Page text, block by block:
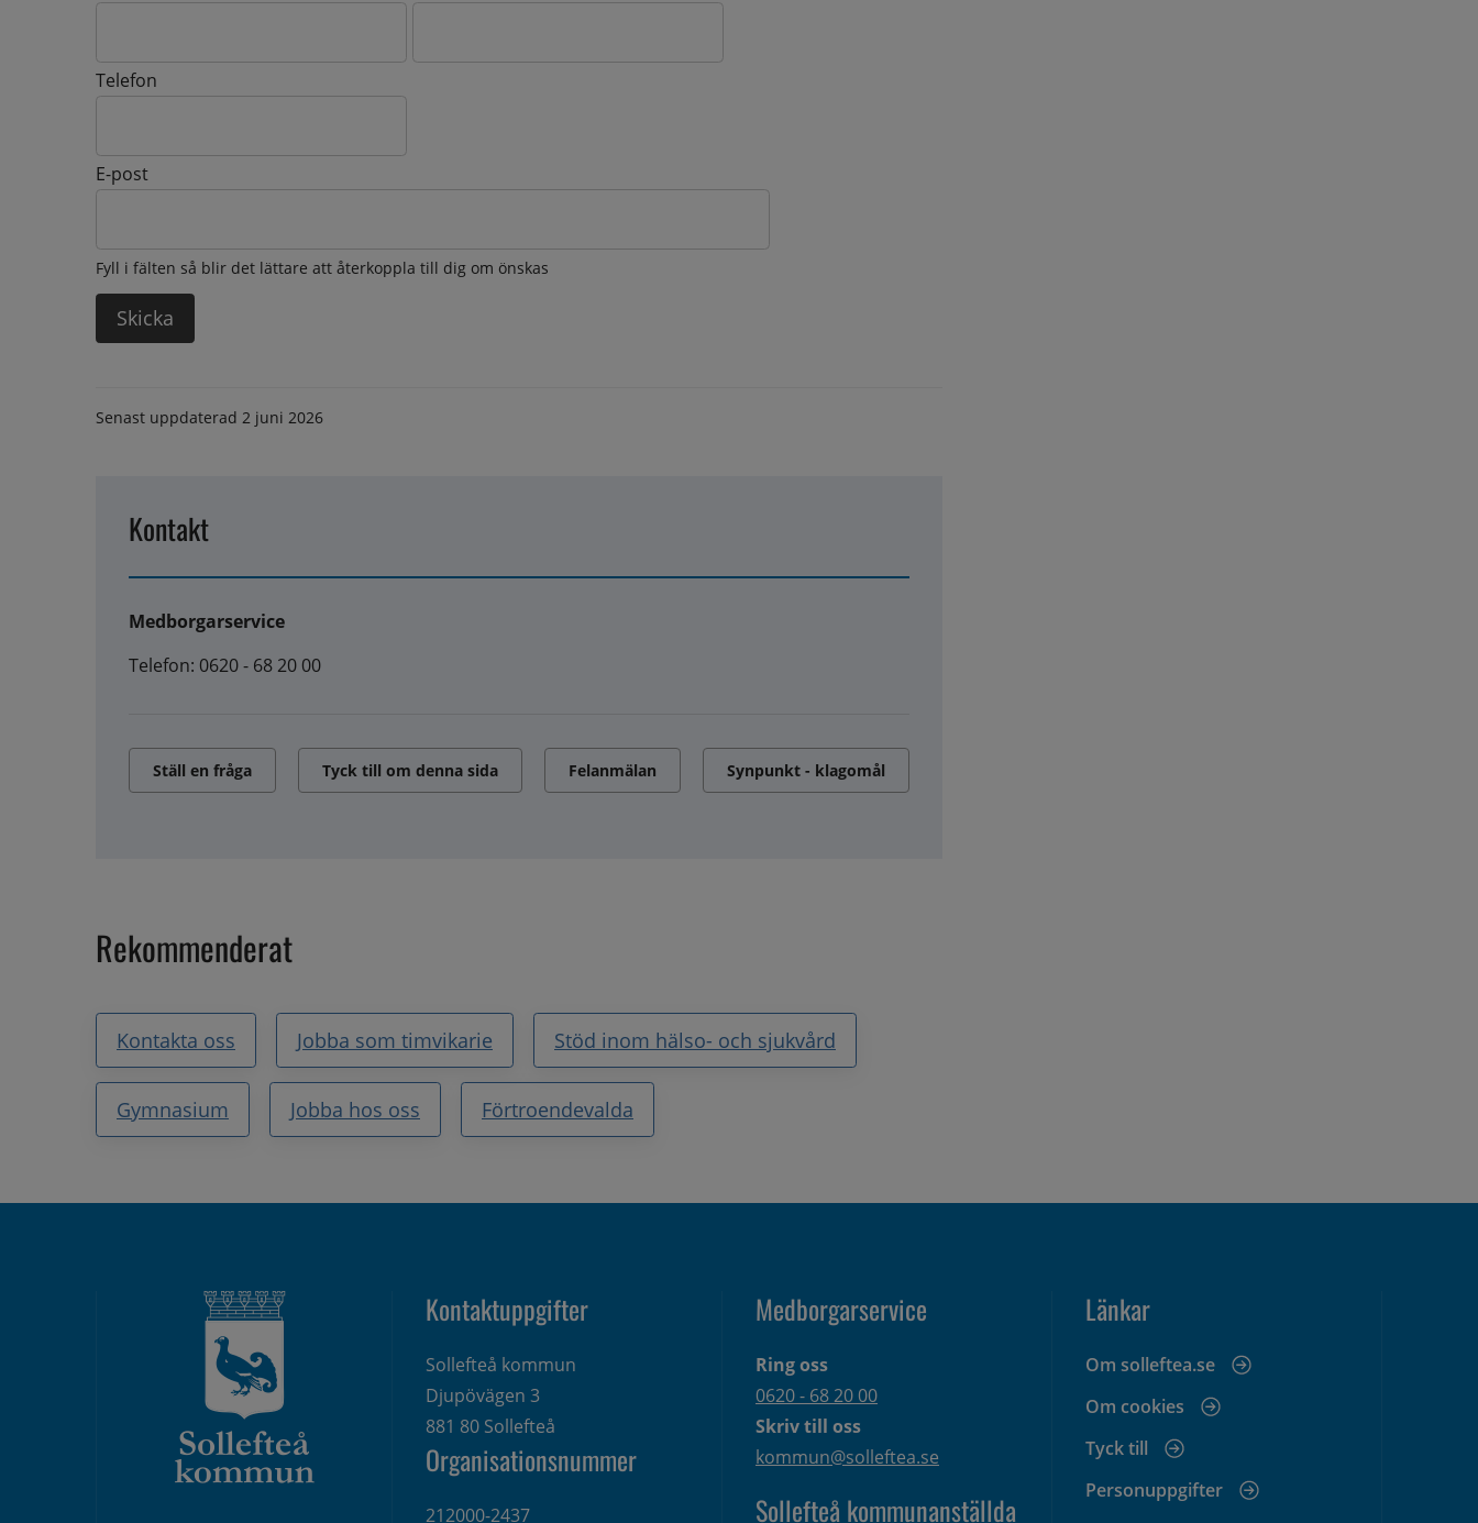
Telefon
E-post
Fyll i fälten så blir det lättare att återkoppla till dig om önskas
Senast uppdaterad 2 juni 2026
Kontakt
Medborgarservice
Telefon: 0620 - 68 20 00
Ställ en fråga Tyck till om denna sida Felanmälan Synpunkt - klagomål
Rekommenderat
Kontakta oss Jobba som timvikarie Stöd inom hälso- och sjukvård
Gymnasium Jobba hos oss Förtroendevalda
Kontaktuppgifter
Sollefteå kommun
Djupövägen 3
881 80 Sollefteå
Organisationsnummer
212000-2437
Medborgarservice
Ring oss
0620 - 68 20 00
Skriv till oss
kommun@solleftea.se
Sollefteå kommunanställda
Länkar
Om solleftea.se
Om cookies
Tyck till
Personuppgifter